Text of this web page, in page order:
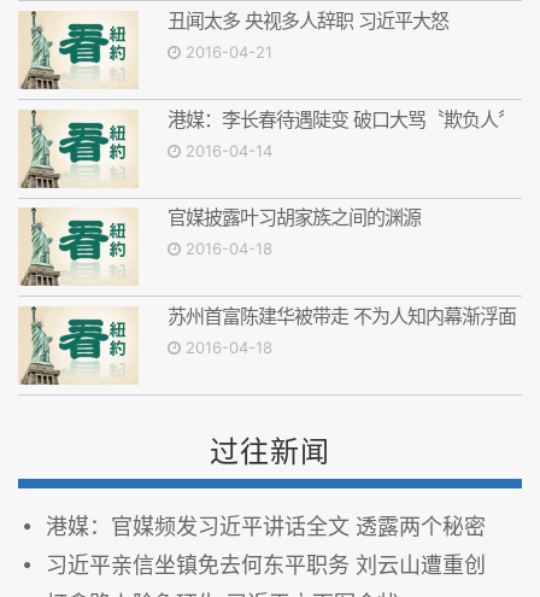
丑闻太多 央视多人辞职 习近平大怒
2016-04-21
港媒：李长春待遇陡变 破口大骂〝欺负人〞
2016-04-14
官媒披露叶习胡家族之间的渊源
2016-04-18
苏州首富陈建华被带走 不为人知内幕渐浮面
2016-04-18
过往新闻
港媒：官媒频发习近平讲话全文 透露两个秘密
习近平亲信坐镇免去何东平职务 刘云山遭重创